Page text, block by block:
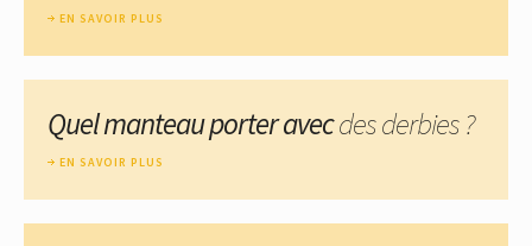
EN SAVOIR PLUS
Quel manteau porter avecdes derbies ?
EN SAVOIR PLUS